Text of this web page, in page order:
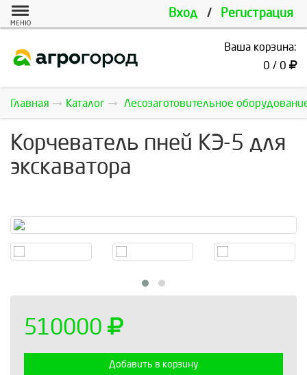
Вход / Регистрация
МЕНЮ
Ваша корзина:
0 / 0
Главная Каталог Лесозаготовительное
Корчеватель пней КЭ-5 для
экскаватора
510000
Добавить в корзину